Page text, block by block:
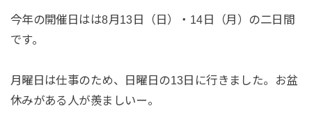
今年の開催日はは8月13日（日）・14日（月）の二日間
です。
月曜日は仕事のため、日曜日の13日に行きました。お盆
休みがある人が羨ましいー。